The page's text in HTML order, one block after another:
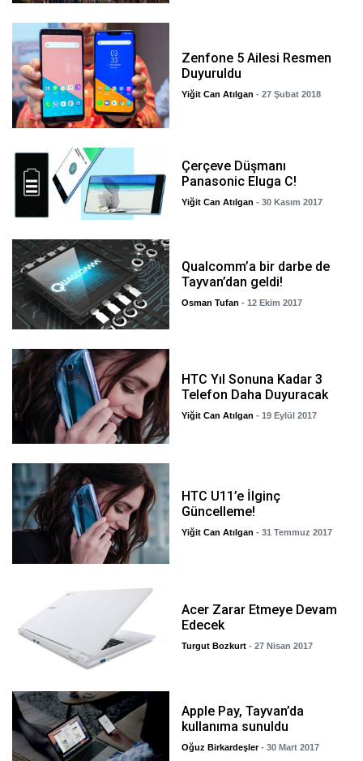
Zenfone 5 Ailesi Resmen
Duyuruldu
Yiğit Can Atılgan - 27 Şubat 2018
Çerçeve Düşmanı
Panasonic Eluga C!
Yiğit Can Atılgan - 30 Kasım 2017
Qualcomm’a bir darbe de
Tayvan’dan geldi!
Osman Tufan - 12 Ekim 2017
HTC Yıl Sonuna Kadar 3
Telefon Daha Duyuracak
Yiğit Can Atılgan - 19 Eylül 2017
HTC U11’e İlginç
Güncelleme!
Yiğit Can Atılgan - 31 Temmuz 2017
Acer Zarar Etmeye Devam
Edecek
Turgut Bozkurt - 27 Nisan 2017
Apple Pay, Tayvan’da
kullanıma sunuldu
Oğuz Birkardeşler - 30 Mart 2017